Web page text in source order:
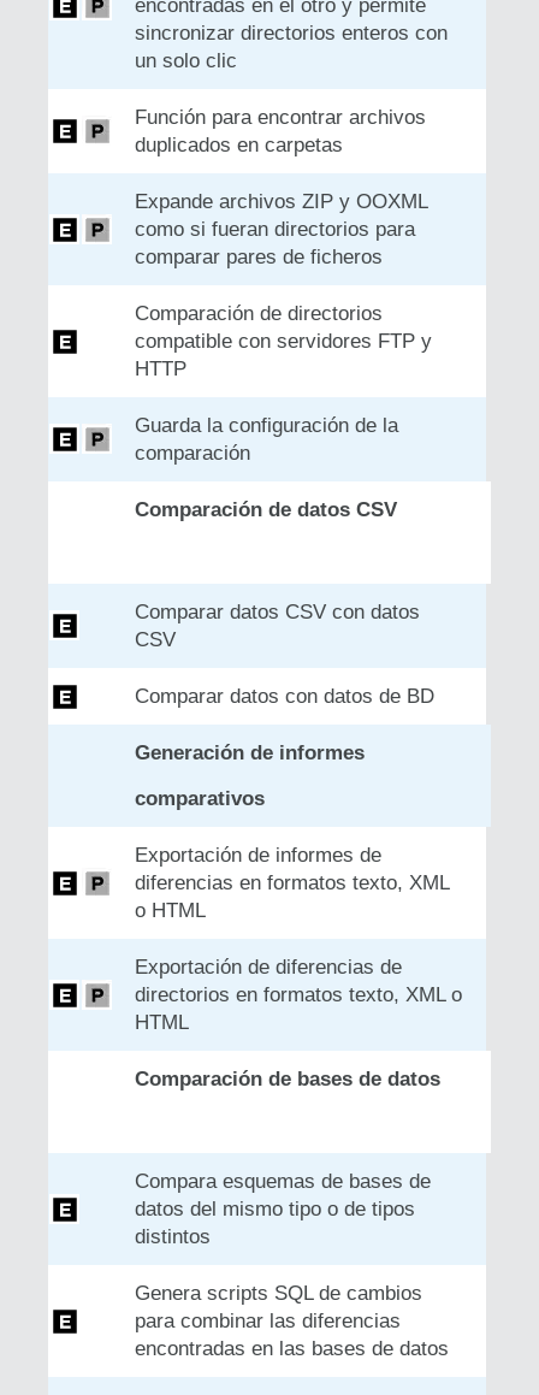
encontradas en el otro y permite
sincronizar directorios enteros con
un solo clic
Función para encontrar archivos
duplicados en carpetas
Expande archivos ZIP y OOXML
como si fueran directorios para
comparar pares de ficheros
Comparación de directorios
compatible con servidores FTP y
HTTP
Guarda la configuración de la
comparación
Comparación de datos CSV
Comparar datos CSV con datos
CSV
Comparar datos con datos de BD
Generación de informes
comparativos
Exportación de informes de
diferencias en formatos texto, XML
o HTML
Exportación de diferencias de
directorios en formatos texto, XML o
HTML
Comparación de bases de datos
Compara esquemas de bases de
datos del mismo tipo o de tipos
distintos
Genera scripts SQL de cambios
para combinar las diferencias
encontradas en las bases de datos